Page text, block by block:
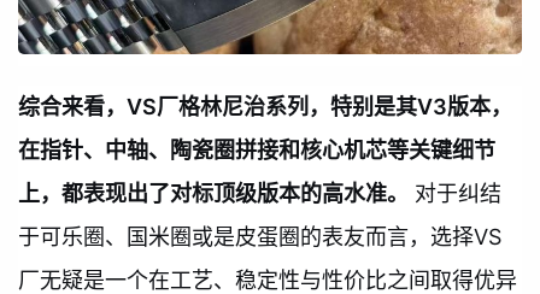
综合来看，VS厂格林尼治系列，特别是其V3版本，
在指针、中轴、陶瓷圈拼接和核心机芯等关键细节
上，都表现出了对标顶级版本的高水准。
对于纠结
于可乐圈、国米圈或是皮蛋圈的表友而言，选择VS
厂无疑是一个在工艺、稳定性与性价比之间取得优异